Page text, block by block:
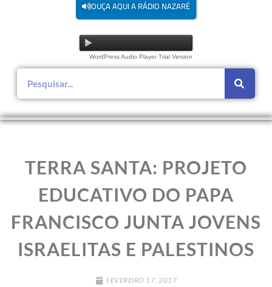
OUÇA AQUI A RÁDIO NAZARÉ
WordPress Audio Player Trial Version
TERRA SANTA: PROJETO
EDUCATIVO DO PAPA
FRANCISCO JUNTA JOVENS
ISRAELITAS E PALESTINOS
FEVEREIRO 17, 2017